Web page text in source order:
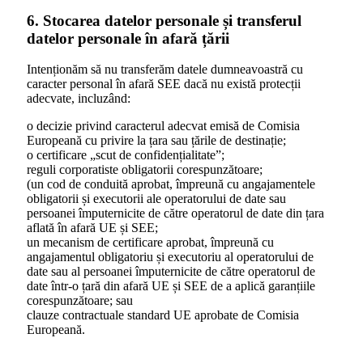
6. Stocarea datelor personale și transferul
datelor personale în afară țării
Intenționăm să nu transferăm datele dumneavoastră cu
caracter personal în afară SEE dacă nu există protecții
adecvate, incluzând:
o decizie privind caracterul adecvat emisă de Comisia
Europeană cu privire la țara sau țările de destinație;
o certificare „scut de confidențialitate”;
reguli corporatiste obligatorii corespunzătoare;
(un cod de conduită aprobat, împreună cu angajamentele
obligatorii și executorii ale operatorului de date sau
persoanei împuternicite de către operatorul de date din țara
aflată în afară UE și SEE;
un mecanism de certificare aprobat, împreună cu
angajamentul obligatoriu și executoriu al operatorului de
date sau al persoanei împuternicite de către operatorul de
date într-o țară din afară UE și SEE de a aplică garanțiile
corespunzătoare; sau
clauze contractuale standard UE aprobate de Comisia
Europeană.